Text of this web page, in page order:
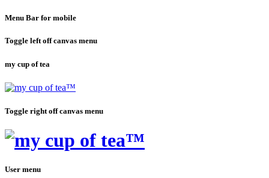
Menu Bar for mobile
Toggle left off canvas menu
my cup of tea
Toggle right off canvas menu
User menu